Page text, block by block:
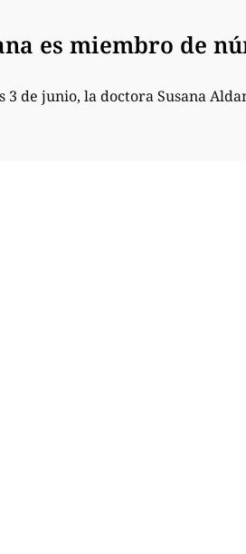
es miembro de
3 de junio, la doctora Susana